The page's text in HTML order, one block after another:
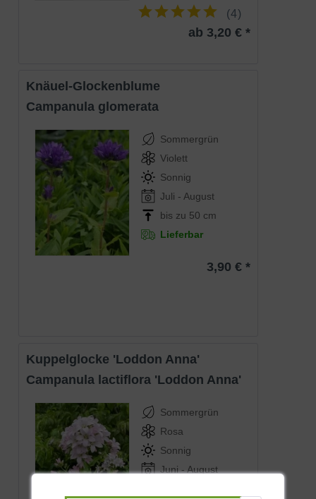
Auf den Quadratmeter finden sechs bis
neun Campanula latifolia var. macrantha
im Abstand von 30 - 40 cm einen Platz.
Wir empfehlen die Pflanzung in kleinen
Nehmen Sie einen Rückschnitt vor der
vermeiden. Als Schnittpflanze beeindruckt
und wird zudem von allerlei Insekten
angeflogen.
(4)
ab 3,20 € *
Knäuel-Glockenblume
Campanula glomerata
Sommergrün
Violett
Sonnig
Juli - August
bis zu 50 cm
Lieferbar
3,90 € *
Kuppelglocke 'Loddon Anna'
Campanula lactiflora 'Loddon Anna'
Sommergrün
Rosa
Sonnig
Juni - August